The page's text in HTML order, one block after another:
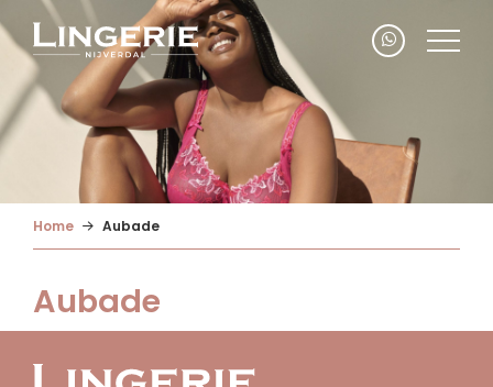
Home Aubade
Aubade